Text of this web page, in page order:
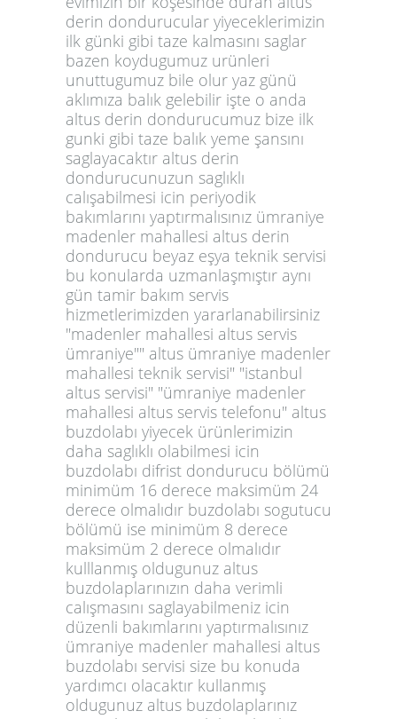
derin dondurucular yiyeceklerimizin
ilk günki gibi taze kalmasını saglar
bazen koydugumuz urünleri
unuttugumuz bile olur yaz günü
aklımıza balık gelebilir işte o anda
altus derin dondurucumuz bize ilk
gunki gibi taze balık yeme şansını
saglayacaktır altus derin
dondurucunuzun saglıklı
calışabilmesi icin periyodik
bakımlarını yaptırmalısınız ümraniye
madenler mahallesi altus derin
dondurucu beyaz eşya teknik servisi
bu konularda uzmanlaşmıştır aynı
gün tamir bakım servis
hizmetlerimizden yararlanabilirsiniz
"madenler mahallesi altus servis
ümraniye"" altus ümraniye madenler
mahallesi teknik servisi" "istanbul
altus servisi" "ümraniye madenler
mahallesi altus servis telefonu" altus
buzdolabı yiyecek ürünlerimizin
daha saglıklı olabilmesi icin
buzdolabı difrist dondurucu bölümü
minimüm 16 derece maksimüm 24
derece olmalıdır buzdolabı sogutucu
bölümü ise minimüm 8 derece
maksimüm 2 derece olmalıdır
kulllanmış oldugunuz altus
buzdolaplarınızın daha verimli
calışmasını saglayabilmeniz icin
düzenli bakımlarını yaptırmalısınız
ümraniye madenler mahallesi altus
buzdolabı servisi size bu konuda
yardımcı olacaktır kullanmış
oldugunuz altus buzdolaplarınız